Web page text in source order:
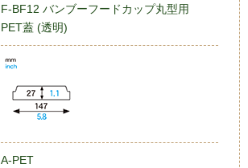
F-BF12 バンブーフードカップ丸型用
PET蓋 (透明)
A-PET